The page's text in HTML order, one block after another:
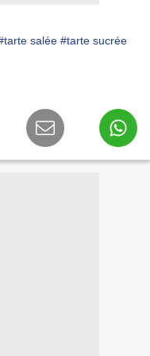
salée #tarte sucrée